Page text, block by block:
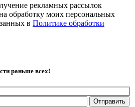
рекламных рассылок
обработку моих персональных
в Политике обработки
раньше всех!
Отправить